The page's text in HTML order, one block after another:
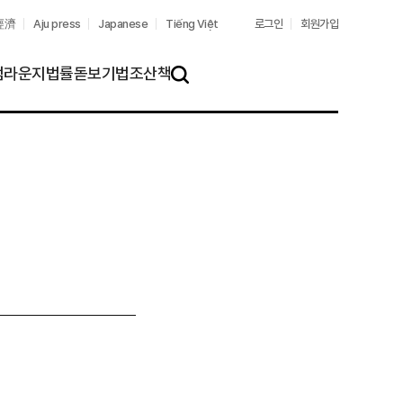
濟 Aju press Japanese Tiếng Việt 로그인 회원가입
운지 법률돋보기 법조산책 검